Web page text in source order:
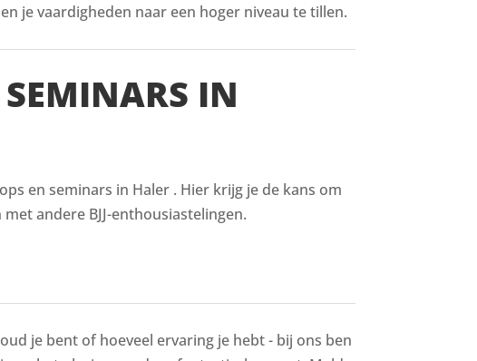
je vaardigheden naar een hoger niveau te tillen.
SEMINARS IN
en seminars in Haler . Hier krijg je de kans om
andere BJJ-enthousiastelingen.
je bent of hoeveel ervaring je hebt - bij ons ben